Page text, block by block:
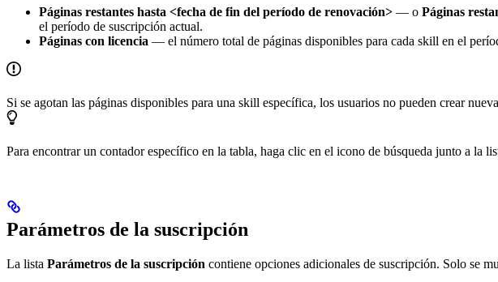
Páginas restantes hasta <fecha de fin del período de renovación> — o Páginas
el período de suscripción actual.
Páginas con licencia — el número total de páginas disponibles para cada skill en el
Si se agotan las páginas disponibles para una skill específica, los usuarios no pueden crear
Para encontrar un contador específico en la tabla, haga clic en el icono de búsqueda junto a la
Parámetros de la suscripción
La lista Parámetros de la suscripción contiene opciones adicionales de suscripción. Solo se